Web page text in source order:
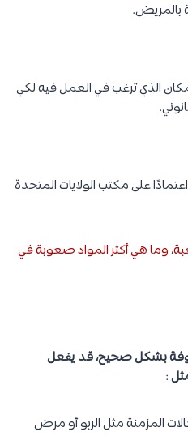
بالمريض.
الذي ترغب في العمل فيه لكي
اعتمادًا على مكتب الولايات المتحدة
وما هي أكثر المواد صعوبة في
بشكل صحيح، قد يفعل
:
المزمنة مثل الربو أو مرض